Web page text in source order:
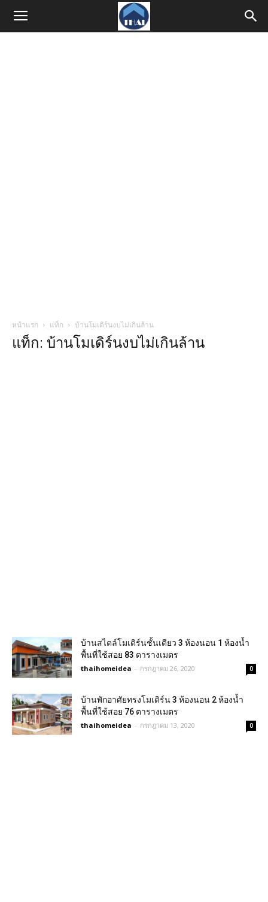
หน้าแรก แท็ก บ้านโมเดิร์นงบไม่เกินล้าน
แท็ก: บ้านโมเดิร์นงบไม่เกินล้าน
บ้านสไตล์โมเดิร์นชั้นเดียว 3 ห้องนอน 1 ห้องน้ำ
พื้นที่ใช้สอย 83 ตารางเมตร
thaihomeidea - กรกฎาคม 26, 2020 0
บ้านพักอาศัยทรงโมเดิร์น 3 ห้องนอน 2 ห้องน้ำ
พื้นที่ใช้สอย 76 ตารางเมตร
thaihomeidea - กรกฎาคม 13, 2020 0